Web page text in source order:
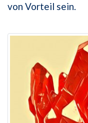
von Vorteil sein.